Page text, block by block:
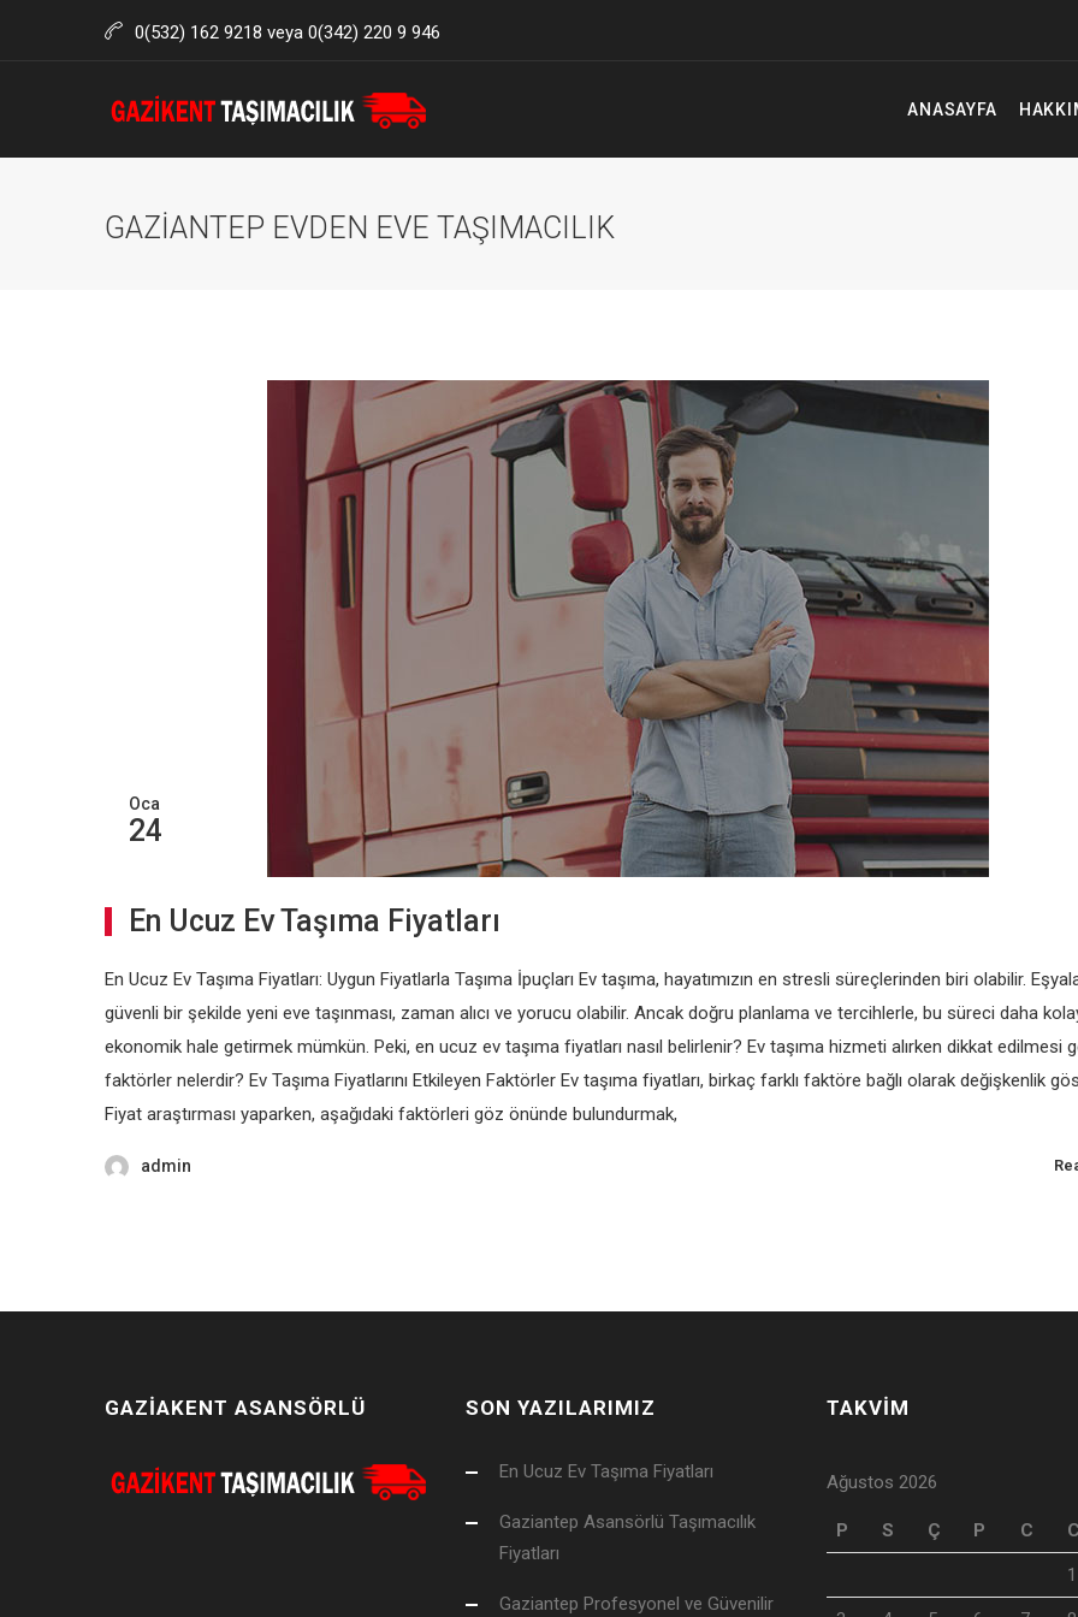
0(532) 162 9218 veya 0(342) 220 9 946
ANASAYFA
GAZIANTEP EVDEN EVE TAŞIMACILIK
Oca
24
En Ucuz Ev Taşıma Fiyatları
En Ucuz Ev Taşıma Fiyatları: Uygun Fiyatlarla Taşıma İpuçları Ev taşıma, hayatımızın en stresli süreçlerinden biri olabilir.
güvenli bir şekilde yeni eve taşınması, zaman alıcı ve yorucu olabilir. Ancak doğru planlama ve tercihlerle, bu süreci daha
ekonomik hale getirmek mümkün. Peki, en ucuz ev taşıma fiyatları nasıl belirlenir? Ev taşıma hizmeti alırken dikkat edilmesi
faktörler nelerdir? Ev Taşıma Fiyatlarını Etkileyen Faktörler Ev taşıma fiyatları, birkaç farklı faktöre bağlı olarak değişkenlik
Fiyat araştırması yaparken, aşağıdaki faktörleri göz önünde bulundurmak,
admin
GAZİAKENT ASANSÖRLÜ SON YAZILARIMIZ
En Ucuz Ev Taşıma Fiyatları
Gaziantep Asansörlü Taşımacılık
Fiyatları
Gaziantep Profesyonel ve Güvenilir
TAKVİM
Ağustos 2026
P S Ç P C C
1